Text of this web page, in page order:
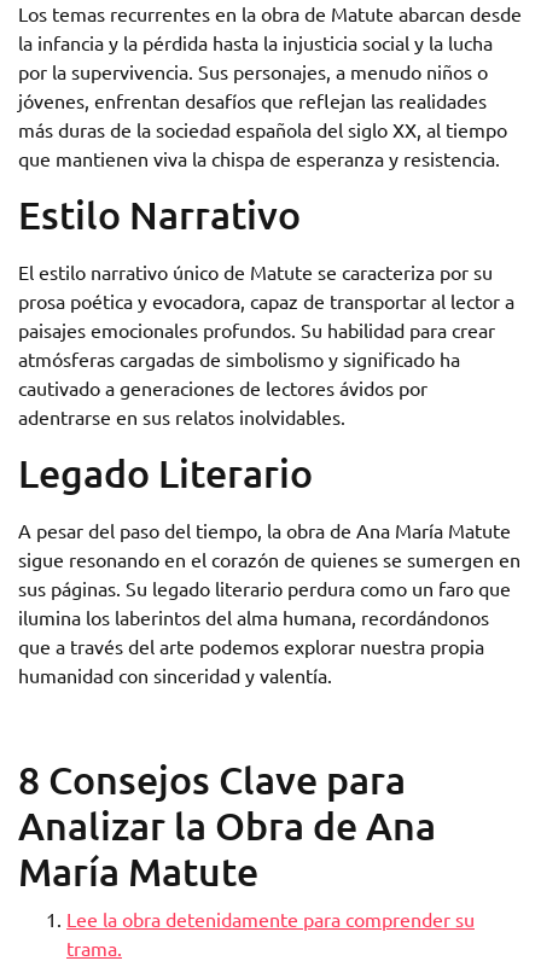
Los temas recurrentes en la obra de Matute abarcan desde
la infancia y la pérdida hasta la injusticia social y la lucha
por la supervivencia. Sus personajes, a menudo niños o
jóvenes, enfrentan desafíos que reflejan las realidades
más duras de la sociedad española del siglo XX, al tiempo
que mantienen viva la chispa de esperanza y resistencia.
Estilo Narrativo
El estilo narrativo único de Matute se caracteriza por su
prosa poética y evocadora, capaz de transportar al lector a
paisajes emocionales profundos. Su habilidad para crear
atmósferas cargadas de simbolismo y significado ha
cautivado a generaciones de lectores ávidos por
adentrarse en sus relatos inolvidables.
Legado Literario
A pesar del paso del tiempo, la obra de Ana María Matute
sigue resonando en el corazón de quienes se sumergen en
sus páginas. Su legado literario perdura como un faro que
ilumina los laberintos del alma humana, recordándonos
que a través del arte podemos explorar nuestra propia
humanidad con sinceridad y valentía.
8 Consejos Clave para
Analizar la Obra de Ana
María Matute
Lee la obra detenidamente para comprender su
trama.